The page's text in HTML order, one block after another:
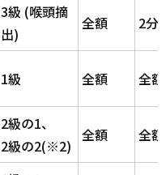
3級 (喉頭摘
出)
全額 2分
1級 全額 全額
2級の1、
2級の2(※2)
全額 全額